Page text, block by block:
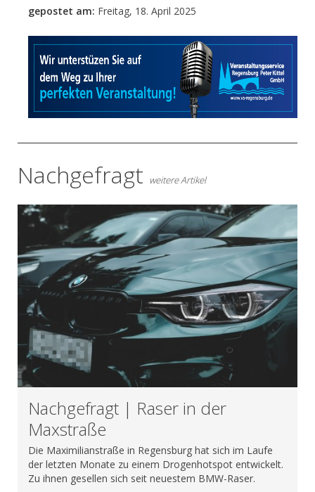
gepostet am: Freitag, 18. April 2025
- Anzeige -
Nachgefragt weitere Artikel
Nachgefragt | Raser in der
Maxstraße
Die Maximilianstraße in Regensburg hat sich im Laufe
der letzten Monate zu einem Drogenhotspot entwickelt.
Zu ihnen gesellen sich seit neuestem BMW-Raser.